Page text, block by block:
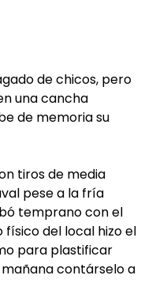
de chicos, pero
una cancha
de memoria su
tiros de media
pese a la fría
temprano con el
físico del local hizo el
para plastificar
contárselo a